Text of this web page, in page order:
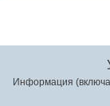
Информация